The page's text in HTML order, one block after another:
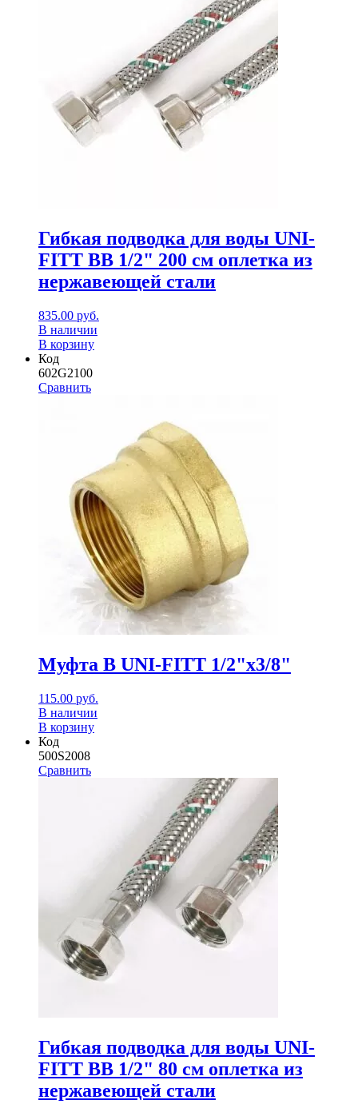
Гибкая подводка для воды UNI-
FITT ВВ 1/2" 200 см оплетка из
нержавеющей стали
835.00 руб.
В наличии
В корзину
Код
602G2100
Сравнить
Муфта В UNI-FITT 1/2"х3/8"
115.00 руб.
В наличии
В корзину
Код
500S2008
Сравнить
Гибкая подводка для воды UNI-
FITT ВВ 1/2" 80 см оплетка из
нержавеющей стали